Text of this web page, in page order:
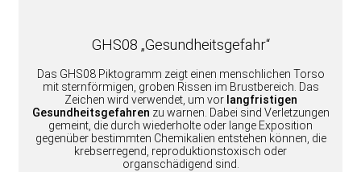
GHS08 „Gesundheitsgefahr“
Das GHS08 Piktogramm zeigt einen menschlichen Torso
mit sternförmigen, groben Rissen im Brustbereich. Das
Zeichen wird verwendet, um vor langfristigen
Gesundheitsgefahren zu warnen. Dabei sind Verletzungen
gemeint, die durch wiederholte oder lange Exposition
gegenüber bestimmten Chemikalien entstehen können, die
krebserregend, reproduktionstoxisch oder
organschädigend sind.